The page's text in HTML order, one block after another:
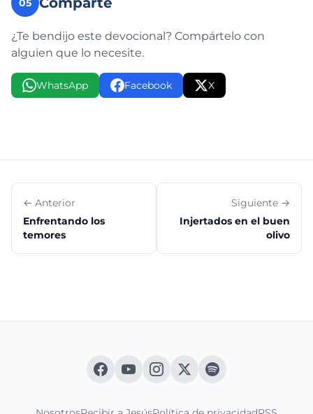
05
¿Te bendijo este devocional? Compártelo con
alguien que lo necesite.
WhatsApp Facebook X
← Anterior
Enfrentando los
temores
Siguiente →
Injertados en el buen
olivo